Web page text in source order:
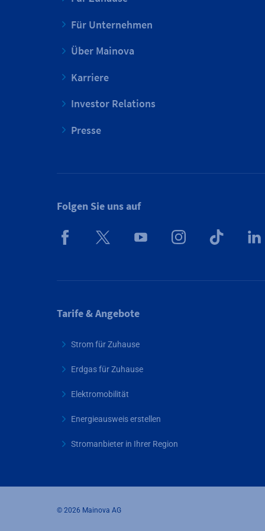
Für Unternehmen
Über Mainova
Karriere
Investor Relations
Presse
Folgen Sie uns auf
Tarife & Angebote
Strom für Zuhause
Erdgas für Zuhause
Elektromobilität
Energieausweis erstellen
Stromanbieter in Ihrer Region
© 2026 Mainova AG